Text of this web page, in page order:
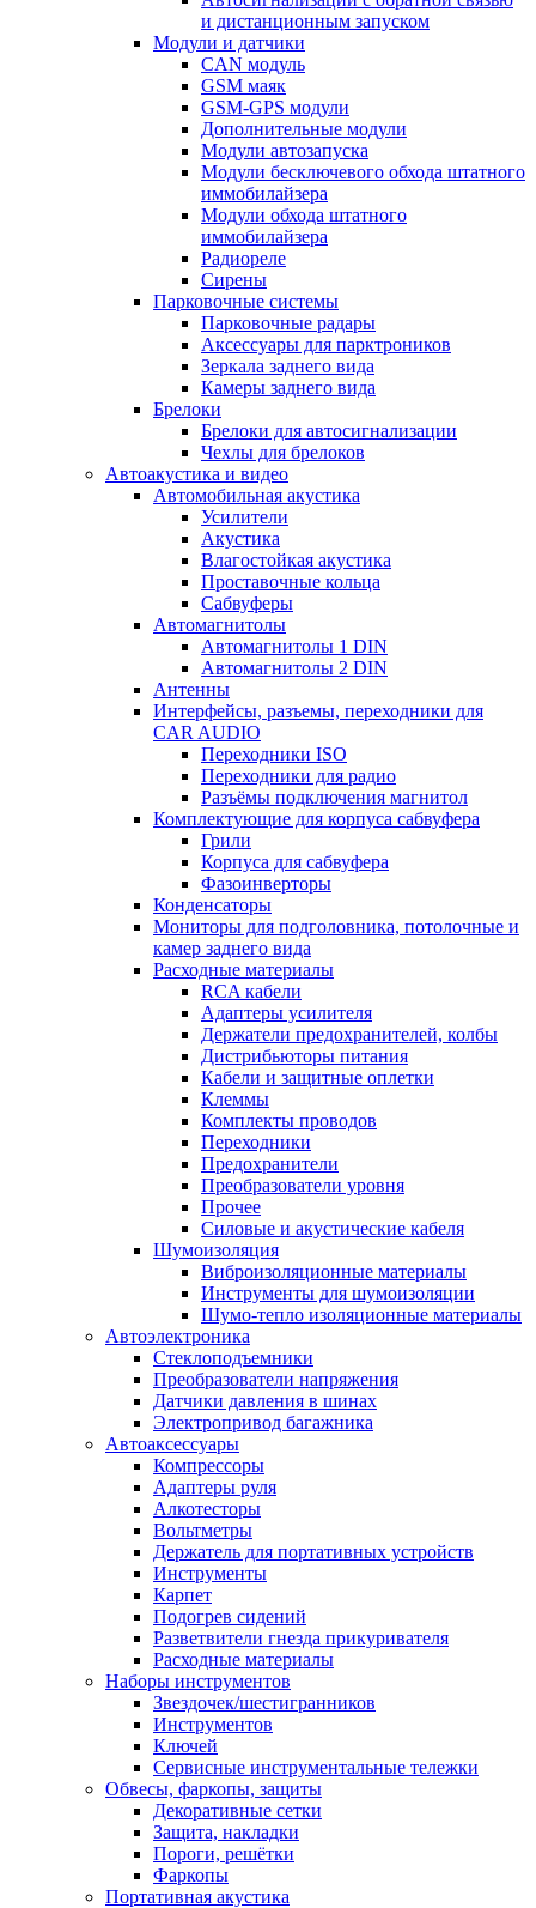
и дистанционным запуском
Модули и датчики
CAN модуль
GSM маяк
GSM-GPS модули
Дополнительные модули
Модули автозапуска
Модули бесключевого обхода штатного
иммобилайзера
Модули обхода штатного
иммобилайзера
Радиореле
Сирены
Парковочные системы
Парковочные радары
Аксессуары для парктроников
Зеркала заднего вида
Камеры заднего вида
Брелоки
Брелоки для автосигнализации
Чехлы для брелоков
Автоакустика и видео
Автомобильная акустика
Усилители
Акустика
Влагостойкая акустика
Проставочные кольца
Сабвуферы
Автомагнитолы
Автомагнитолы 1 DIN
Автомагнитолы 2 DIN
Антенны
Интерфейсы, разъемы, переходники для
CAR AUDIO
Переходники ISO
Переходники для радио
Разъёмы подключения магнитол
Комплектующие для корпуса сабвуфера
Грили
Корпуса для сабвуфера
Фазоинверторы
Конденсаторы
Мониторы для подголовника, потолочные и
камер заднего вида
Расходные материалы
RCA кабели
Адаптеры усилителя
Держатели предохранителей, колбы
Дистрибьюторы питания
Кабели и защитные оплетки
Клеммы
Комплекты проводов
Переходники
Предохранители
Преобразователи уровня
Прочее
Силовые и акустические кабеля
Шумоизоляция
Виброизоляционные материалы
Инструменты для шумоизоляции
Шумо-тепло изоляционные материалы
Автоэлектроника
Стеклоподъемники
Преобразователи напряжения
Датчики давления в шинах
Электропривод багажника
Автоаксессуары
Компрессоры
Адаптеры руля
Алкотесторы
Вольтметры
Держатель для портативных устройств
Инструменты
Карпет
Подогрев сидений
Разветвители гнезда прикуривателя
Расходные материалы
Наборы инструментов
Звездочек/шестигранников
Инструментов
Ключей
Сервисные инструментальные тележки
Обвесы, фаркопы, защиты
Декоративные сетки
Защита, накладки
Пороги, решётки
Фаркопы
Портативная акустика